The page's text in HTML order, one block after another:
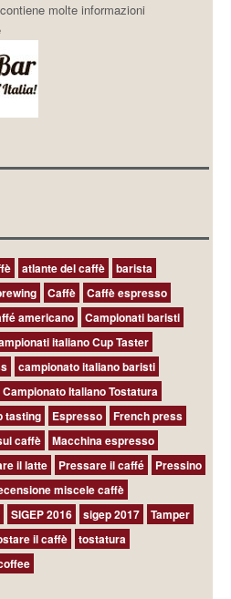
contiene molte informazioni
atlante del caffè
barista
Caffè
Caffè espresso
americano
Campionati baristi
italiano Cup Taster
campionato italiano baristi
Campionato Italiano Tostatura
tasting Espresso
French press
caffè
Macchina espresso
il latte Pressare il caffé
Pressino
miscele caffè
SIGEP 2016 sigep 2017
Tamper
il caffè
tostatura